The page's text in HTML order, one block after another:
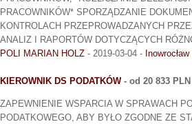
PRACOWNIKÓW* SPORZĄDZANIE
KONTROLACH PRZEPROWADZANYCH
ANALIZ I RAPORTÓW DOTYCZĄCYCH
POLI MARIAN HOLZ - 2019-03-04 - Inowrocław
KIEROWNIK DS PODATKÓW- od 20 833 PLN
ZAPEWNIENIE WSPARCIA W SPRAWACH
PODATKOWEGO, ABY BYŁO ZGODNE ZE